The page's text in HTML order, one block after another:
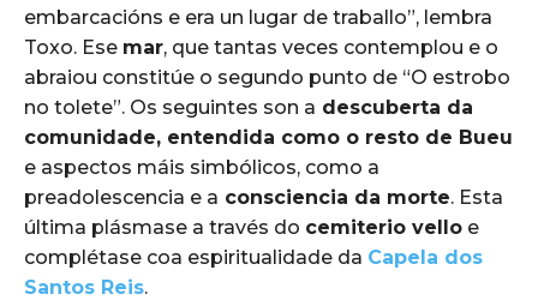
embarcacións e era un lugar de traballo”, lembra
Toxo. Ese mar, que tantas veces contemplou e o
abraiou constitúe o segundo punto de “O estrobo
no tolete”. Os seguintes son a descuberta da
comunidade, entendida como o resto de Bueu
e aspectos máis simbólicos, como a
preadolescencia e a consciencia da morte. Esta
última plásmase a través do cemiterio vello e
complétase coa espiritualidade da Capela dos
Santos Reis.